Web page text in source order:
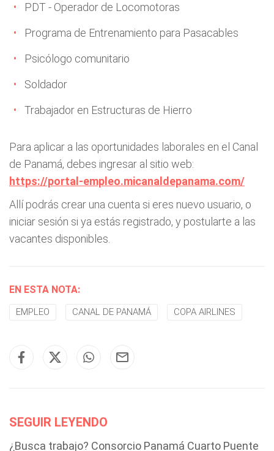
PDT - Operador de Locomotoras
Programa de Entrenamiento para Pasacables
Psicólogo comunitario
Soldador
Trabajador en Estructuras de Hierro
Para aplicar a las oportunidades laborales en el Canal
de Panamá, debes ingresar al sitio web:
https://portal-empleo.micanaldepanama.com/
Allí podrás crear una cuenta si eres nuevo usuario, o
iniciar sesión si ya estás registrado, y postularte a las
vacantes disponibles.
EN ESTA NOTA:
EMPLEO CANAL DE PANAMÁ COPA AIRLINES
SEGUIR LEYENDO
¿Busca trabajo? Consorcio Panamá Cuarto Puente